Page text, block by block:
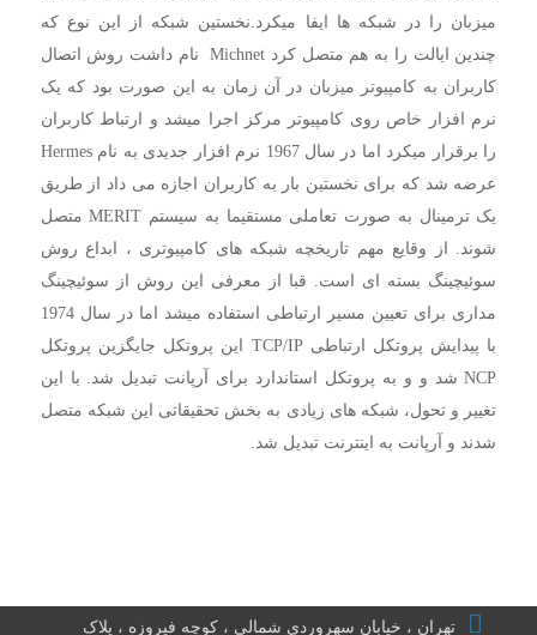
میزبان را در شبکه ها ایفا میکرد.نخستین شبکه از این نوع که
چندین ایالت را به هم متصل کرد Michnet نام داشت روش اتصال
کاربران به کامپیوتر میزبان در آن زمان به این صورت بود که یک
نرم افزار خاص روی کامپیوتر مرکز اجرا میشد و ارتباط کاربران
را برقرار میکرد اما در سال 1967 نرم افزار جدیدی به نام Hermes
عرضه شد که برای نخستین بار به کاربران اجازه می داد از طریق
یک ترمینال به صورت تعاملی مستقیما به سیستم MERIT متصل
شوند. از وقایع مهم تاریخچه شبکه های کامپیوتری ، ابداع روش
سوئیچینگ بسته ای است. قبا از معرفی این روش از سوئیچینگ
مداری برای تعیین مسیر ارتباطی استفاده میشد اما در سال 1974
با پیدایش پروتکل ارتباطی TCP/IP این پروتکل جایگزین پروتکل
NCP شد و و به پروتکل استاندارد برای آرپانت تبدیل شد. با این
تغییر و تحول، شبکه های زیادی به بخش تحقیقاتی این شبکه متصل
شدند و آرپانت به اینترنت تبدیل شد.
تهران ، خیابان سهروردی شمالی ، کوچه فیروزه ، پلاک